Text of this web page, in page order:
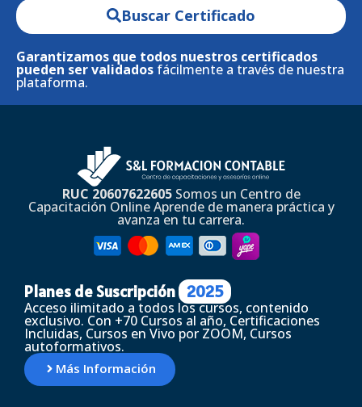
Buscar Certificado
Garantizamos que todos nuestros certificados
pueden ser validados fácilmente a través de nuestra
plataforma.
RUC 20607622605 Somos un Centro de
Capacitación Online Aprende de manera práctica y
avanza en tu carrera.
Planes de Suscripción 2025
Acceso ilimitado a todos los cursos, contenido
exclusivo. Con +70 Cursos al año, Certificaciones
Incluidas, Cursos en Vivo por ZOOM, Cursos
autoformativos.
Más Información